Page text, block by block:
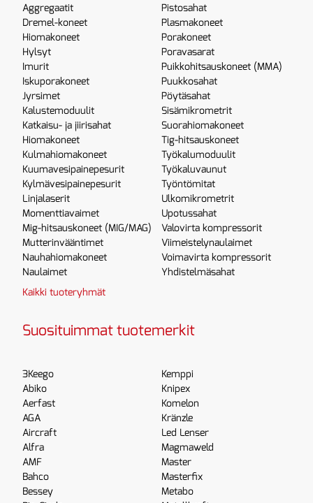
Aggregaatit
Dremel-koneet
Hiomakoneet
Hylsyt
Imurit
Iskuporakoneet
Jyrsimet
Kalustemoduulit
Katkaisu- ja jiirisahat
Hiomakoneet
Kulmahiomakoneet
Kuumavesipainepesurit
Kylmävesipainepesurit
Linjalaserit
Momenttiavaimet
Mig-hitsauskoneet (MIG/MAG)
Mutterinvääntimet
Nauhahiomakoneet
Naulaimet
Pistosahat
Plasmakoneet
Porakoneet
Poravasarat
Puikkohitsauskoneet (MMA)
Puukkosahat
Pöytäsahat
Sisämikrometrit
Suorahiomakoneet
Tig-hitsauskoneet
Työkalumoduulit
Työkaluvaunut
Työntömitat
Ulkomikrometrit
Upotussahat
Valovirta kompressorit
Viimeistelynaulaimet
Voimavirta kompressorit
Yhdistelmäsahat
Kaikki tuoteryhmät
Suosituimmat tuotemerkit
3Keego
Abiko
Aerfast
AGA
Aircraft
Alfra
AMF
Bahco
Bessey
Kemppi
Knipex
Komelon
Kränzle
Led Lenser
Magmaweld
Master
Masterfix
Metabo